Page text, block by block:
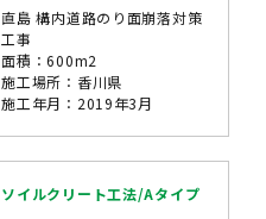
直島 構内道路のり面崩落対策
工事
面積：600m2
施工場所：香川県
施工年月：2019年3月
ソイルクリート工法/Aタイプ